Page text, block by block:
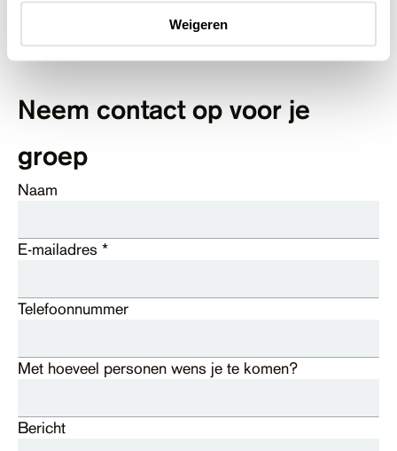
Weigeren
gefactureerd of ter plekke met PIN betaald.
Neem contact op voor je
groep
Naam
E-mailadres *
Telefoonnummer
Met hoeveel personen wens je te komen?
Bericht